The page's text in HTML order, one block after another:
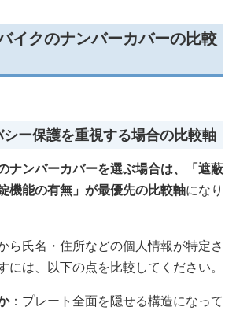
イクのナンバーカバーの比較
ー保護を重視する場合の比較軸
ナンバーカバーを選ぶ場合は、「遮蔽
機能の有無」が最優先の比較軸になり
ら氏名・住所などの個人情報が特定さ
には、以下の点を比較してください。
：プレート全面を隠せる構造になって